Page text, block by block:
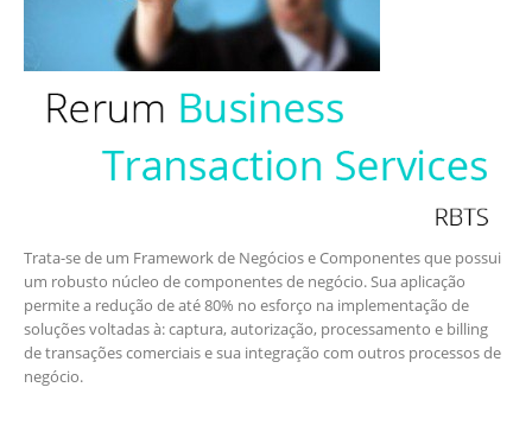
Trata-se de um Framework de Negócios e Componentes que possui
um robusto núcleo de componentes de negócio. Sua aplicação
permite a redução de até 80% no esforço na implementação de
soluções voltadas à: captura, autorização, processamento e billing
de transações comerciais e sua integração com outros processos de
negócio.